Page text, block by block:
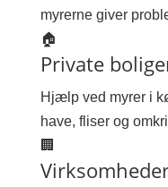
myrerne giver
🏠
Private
Hjælp ved myrer i
have, fliser og
🏢